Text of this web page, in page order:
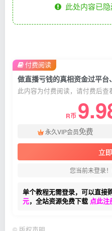
此处内容已隐
此内容为付费阅读，请付费后查
R币
永久VIP会员免费
立
您当前未登录
单个教程无需登录，可以直接
元，全站资源免费下载 点此注
付费阅读